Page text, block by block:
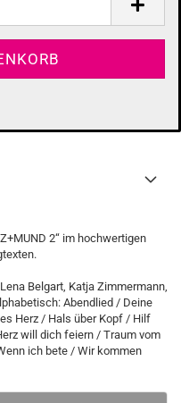
2“ im hochwertigen
Belgart, Katja Zimmermann,
Abendlied / Deine
Herz / Hals über Kopf / Hilf
will dich feiern / Traum vom
ich bete / Wir kommen